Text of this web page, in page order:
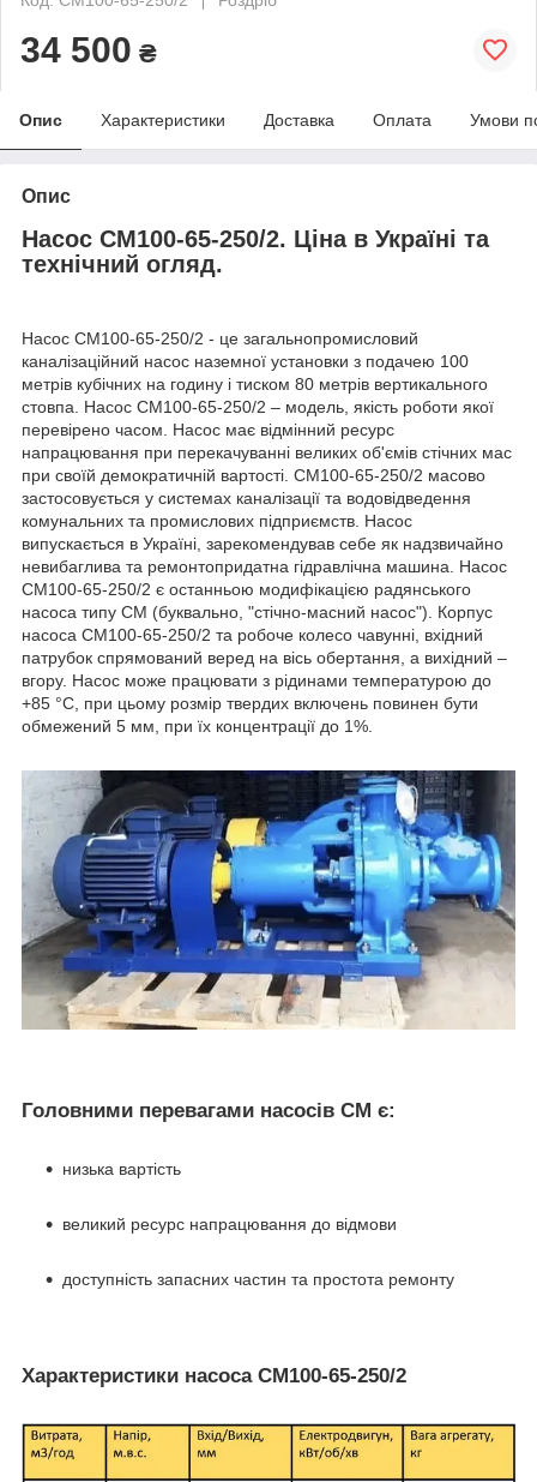
34 500 ₴
Опис Характеристики Доставка Оплата Умови
Опис
Насос СМ100-65-250/2. Ціна в Україні та
технічний огляд.
Насос СМ100-65-250/2 - це загальнопромисловий
каналізаційний насос наземної установки з подачею 100
метрів кубічних на годину і тиском 80 метрів вертикального
стовпа. Насос СМ100-65-250/2 – модель, якість роботи якої
перевірено часом. Насос має відмінний ресурс
напрацювання при перекачуванні великих об'ємів стічних мас
при своїй демократичній вартості. СМ100-65-250/2 масово
застосовується у системах каналізації та водовідведення
комунальних та промислових підприємств. Насос
випускається в Україні, зарекомендував себе як надзвичайно
невибаглива та ремонтопридатна гідравлічна машина. Насос
СМ100-65-250/2 є останньою модифікацією радянського
насоса типу СМ (буквально, "стічно-масний насос"). Корпус
насоса СМ100-65-250/2 та робоче колесо чавунні, вхідний
патрубок спрямований веред на вісь обертання, а вихідний –
вгору. Насос може працювати з рідинами температурою до
+85 °С, при цьому розмір твердих включень повинен бути
обмежений 5 мм, при їх концентрації до 1%.
Головними перевагами насосів СМ є:
низька вартість
великий ресурс напрацювання до відмови
доступність запасних частин та простота ремонту
Характеристики насоса СМ100-65-250/2